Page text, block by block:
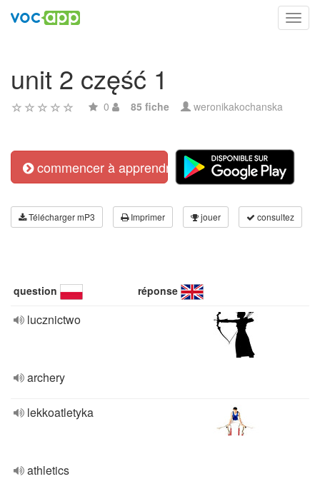
unit 2 część 1
0 85 fiche weronikakochanska
commencer à apprendre
Télécharger mP3 Imprimer jouer consultez
question réponse
lucznictwo
archery
lekkoatletyka
athletics